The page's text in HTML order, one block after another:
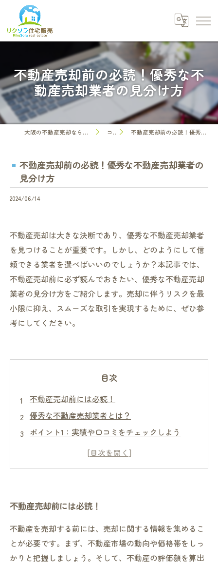
不動産売却前の必読！優秀な不
動産売却業者の見分け方
大阪の不動産売却なら株式会社リクソラ住宅販売 コラム 不動産売却前の必読！優秀な不動産売却業者の見分け方
不動産売却前の必読！優秀な不動産売却業者の
見分け方
2024/06/14
不動産売却は大きな決断であり、優秀な不動産売却業者
を見つけることが重要です。しかし、どのようにして信
頼できる業者を選べばいいのでしょうか？本記事では、
不動産売却前に必ず読んでおきたい、優秀な不動産売却
業者の見分け方をご紹介します。売却に伴うリスクを最
小限に抑え、スムーズな取引を実現するために、ぜひ参
考にしてください。
目次
不動産売却前には必読！
優秀な不動産売却業者とは？
ポイント1：実績や口コミをチェックしよう
ポイント2：提供するサービスの充実度を確認し
不動産売却前には必読！
不動産を売却する前には、売却に関する情報を集めるこ
とが必要です。まず、不動産市場の動向や価格帯をしっ
かりと把握しましょう。そして、不動産の評価額を算出